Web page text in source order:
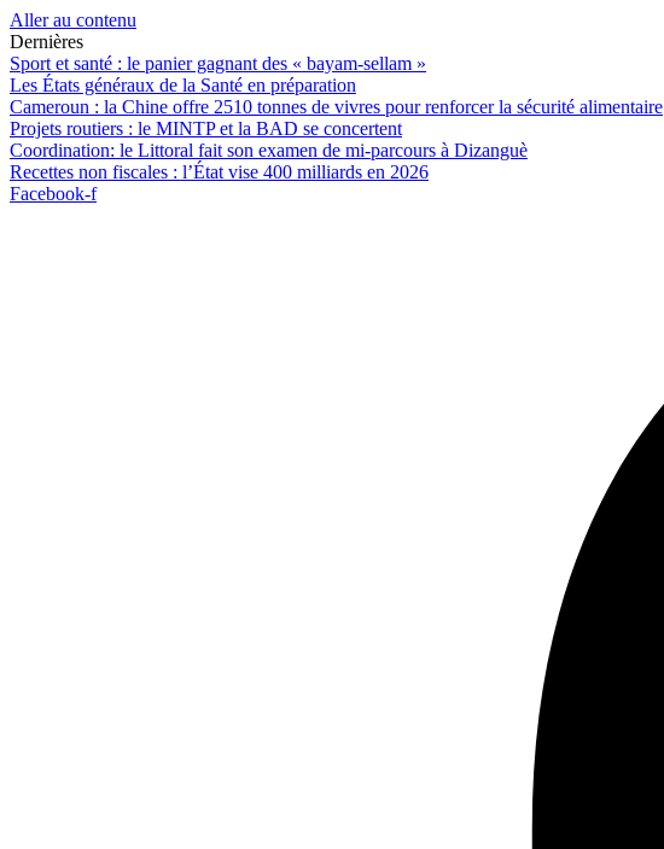
Aller au contenu
Dernières
Sport et santé : le panier gagnant des « bayam-sellam »
Les États généraux de la Santé en préparation
Cameroun : la Chine offre 2510 tonnes de vivres pour renforcer la sécurité alimentaire
Projets routiers : le MINTP et la BAD se concertent
Coordination: le Littoral fait son examen de mi-parcours à Dizanguè
Recettes non fiscales : l’État vise 400 milliards en 2026
Facebook-f